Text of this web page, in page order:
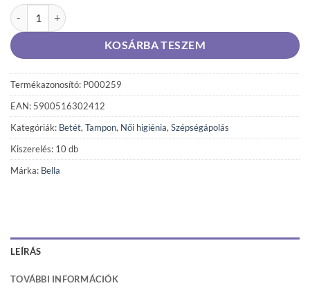
BELLA For Teens Ultra Energy Egészségügyi Betét 10 db mennyiség
KOSÁRBA TESZEM
Termékazonosító: P000259
EAN: 5900516302412
Kategóriák: Betét, Tampon, Női higiénia, Szépségápolás
Kiszerelés: 10 db
Márka: Bella
LEÍRÁS
TOVÁBBI INFORMÁCIÓK